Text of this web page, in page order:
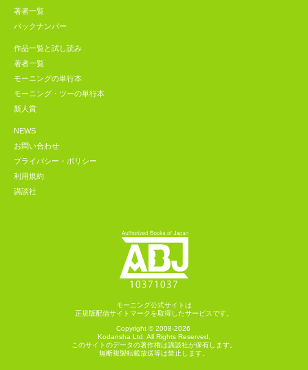
著者一覧
バックナンバー
作品一覧と試し読み
著者一覧
モーニングの単行本
モーニング・ツーの単行本
新人賞
NEWS
お問い合わせ
プライバシー・ポリシー
利用規約
講談社
モーニング公式サイトは
正規版配信サイトマークを取得したサービスです。
Copyright © 2008-2026
Kodansha Ltd. All Rights Reserved.
このサイトのデータの著作権は講談社が保有します。
無断複製転載放送等は禁止します。